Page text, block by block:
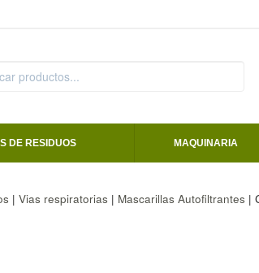
DE RESIDUOS MAQUINARIA
| Vias respiratorias | Mascarillas Autofiltrantes |